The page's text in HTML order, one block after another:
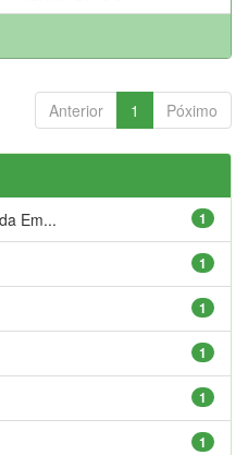
Anterior 1 Póximo
1
Em...
1
1
1
1
1